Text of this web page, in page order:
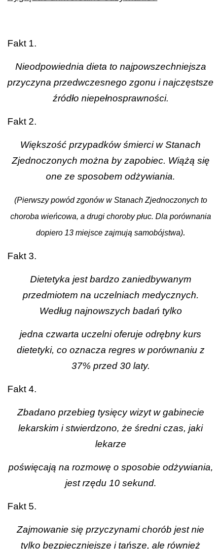
Fakt 1.
Nieodpowiednia dieta to najpowszechniejsza
przyczyna przedwczesnego zgonu i najczęstsze
źródło niepełnosprawności.
Fakt 2.
Większość przypadków śmierci w Stanach
Zjednoczonych można by zapobiec. Wiążą się
one ze sposobem odżywiania.
(Pierwszy powód zgonów w Stanach Zjednoczonych to
choroba wieńcowa, a drugi choroby płuc. Dla porównania
dopiero 13 miejsce zajmują samobójstwa).
Fakt 3.
Dietetyka jest bardzo zaniedbywanym
przedmiotem na uczelniach medycznych.
Według najnowszych badań tylko
jedna czwarta uczelni oferuje odrębny kurs
dietetyki, co oznacza regres w porównaniu z
37% przed 30 laty.
Fakt 4.
Zbadano przebieg tysięcy wizyt w gabinecie
lekarskim i stwierdzono, że średni czas, jaki
lekarze
poświęcają na rozmowę o sposobie odżywiania,
jest rzędu 10 sekund.
Fakt 5.
Zajmowanie się przyczynami chorób jest nie
tylko bezpieczniejsze i tańsze, ale również